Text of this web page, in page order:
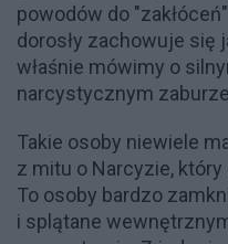
powodów do
dorosły zachowuje się
właśnie mówimy o
narcystycznym
Takie osoby niewiele
z mitu o Narcyzie,
To osoby bardzo
i splątane